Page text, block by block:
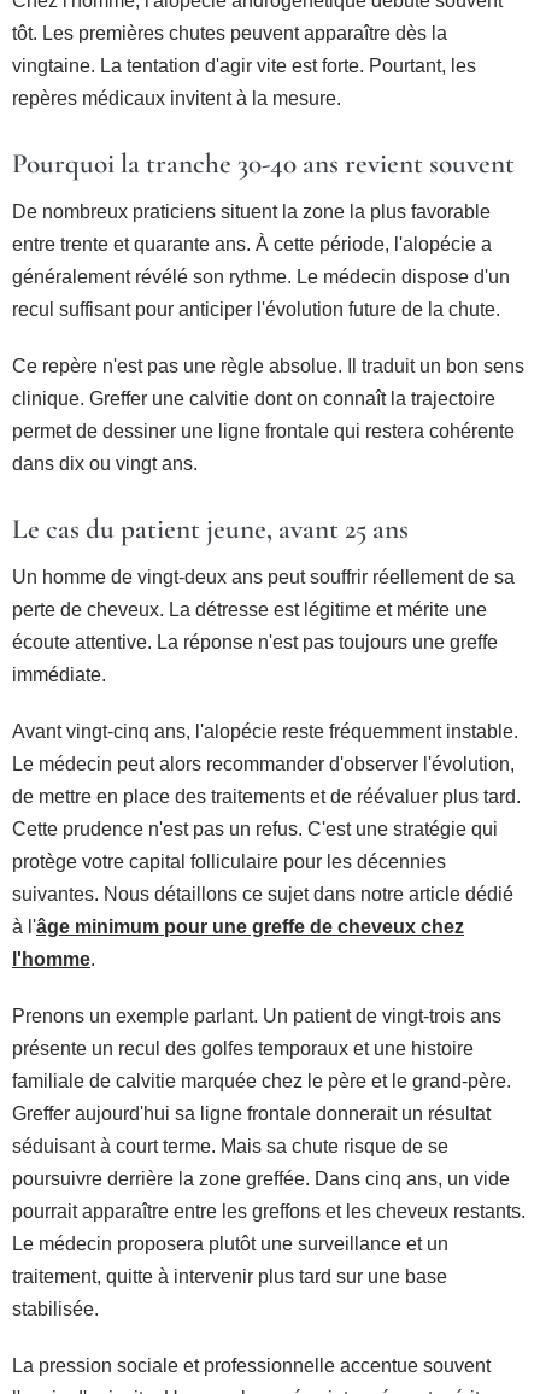
tôt. Les premières chutes peuvent apparaître dès la
vingtaine. La tentation d'agir vite est forte. Pourtant, les
repères médicaux invitent à la mesure.
Pourquoi la tranche 30-40 ans revient souvent
De nombreux praticiens situent la zone la plus favorable
entre trente et quarante ans. À cette période, l'alopécie a
généralement révélé son rythme. Le médecin dispose d'un
recul suffisant pour anticiper l'évolution future de la chute.
Ce repère n'est pas une règle absolue. Il traduit un bon sens
clinique. Greffer une calvitie dont on connaît la trajectoire
permet de dessiner une ligne frontale qui restera cohérente
dans dix ou vingt ans.
Le cas du patient jeune, avant 25 ans
Un homme de vingt-deux ans peut souffrir réellement de sa
perte de cheveux. La détresse est légitime et mérite une
écoute attentive. La réponse n'est pas toujours une greffe
immédiate.
Avant vingt-cinq ans, l'alopécie reste fréquemment instable.
Le médecin peut alors recommander d'observer l'évolution,
de mettre en place des traitements et de réévaluer plus tard.
Cette prudence n'est pas un refus. C'est une stratégie qui
protège votre capital folliculaire pour les décennies
suivantes. Nous détaillons ce sujet dans notre article dédié
à l'âge minimum pour une greffe de cheveux chez
l'homme.
Prenons un exemple parlant. Un patient de vingt-trois ans
présente un recul des golfes temporaux et une histoire
familiale de calvitie marquée chez le père et le grand-père.
Greffer aujourd'hui sa ligne frontale donnerait un résultat
séduisant à court terme. Mais sa chute risque de se
poursuivre derrière la zone greffée. Dans cinq ans, un vide
pourrait apparaître entre les greffons et les cheveux restants.
Le médecin proposera plutôt une surveillance et un
traitement, quitte à intervenir plus tard sur une base
stabilisée.
La pression sociale et professionnelle accentue souvent